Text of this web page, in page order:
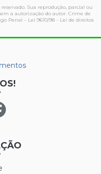
Sua reprodução, parcial ou
a autorização do autor. Crime de
Penal – Lei 9610/98 - Lei de direitos